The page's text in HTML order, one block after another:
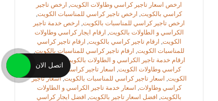
ارخص اسعار تاجير كراسي وطاولات الكويت
ارخص تاجير
كراسي بالكويت
ارخص تاجير كراسي للمناسبات الكويت
ارخص تاجير كراسي للمناسبات بالكويت
ارخص خدمة تاجير
الكراسي و الطاولات بالكويت
ارقام ايجار كراسي وطاولات
الكويت
ارقام تاجير كراسي بالكويت
ارقام تاجير كراسي
للمناسبات الكويت
ارقام تاجير كراسي للمناسبات بالكويت
ارقام خدمة تاجير الكراسي و الطاولات بالكويت
كراسي وطاولات الكويت
اسعار تاجير كراسي للمناسبات
الكويت
اسعار تاجير كراسي للمناسبات بالكويت,اسعار تاجير
كراسي وطاولات
اسعار خدمة تاجير الكراسي و الطاولات
بالكويت
افضل اسعار تاجير بالكويت
افضل ايجار كراسي
اتصل الان